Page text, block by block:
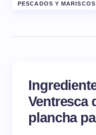
PESCADOS Y MARISCOS
Ventresca
plancha